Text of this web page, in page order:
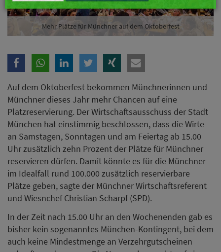
Mehr Plätze für Münchner auf dem Oktoberfest
Auf dem Oktoberfest bekommen Münchnerinnen und
Münchner dieses Jahr mehr Chancen auf eine
Platzreservierung. Der Wirtschaftsausschuss der Stadt
München hat einstimmig beschlossen, dass die Wirte
an Samstagen, Sonntagen und am Feiertag ab 15.00
Uhr zusätzlich zehn Prozent der Plätze für Münchner
reservieren dürfen. Damit könnte es für die Münchner
im Idealfall rund 100.000 zusätzlich reservierbare
Plätze geben, sagte der Münchner Wirtschaftsreferent
und Wiesnchef Christian Scharpf (SPD).
In der Zeit nach 15.00 Uhr an den Wochenenden gab es
bisher kein sogenanntes München-Kontingent, bei dem
auch keine Mindestmenge an Verzehrgutscheinen
genommen.
Anmelden Danke, heute nicht